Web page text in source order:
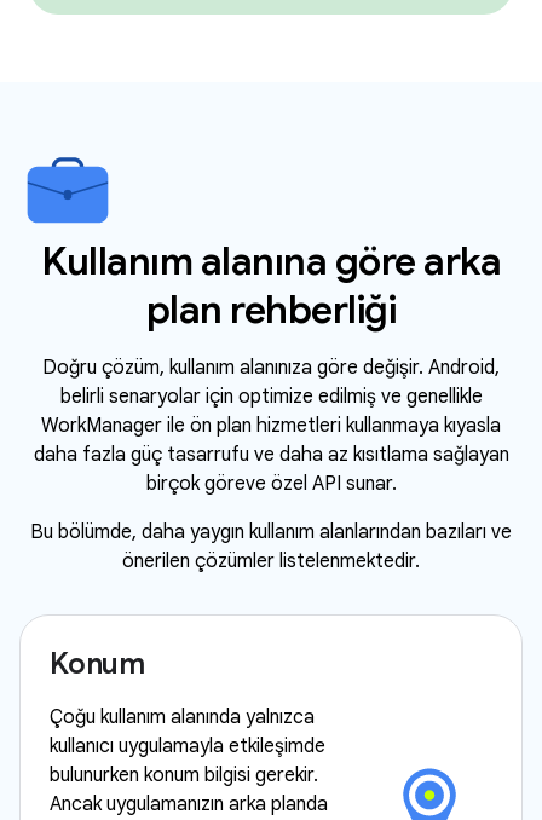
Kullanım alanına göre arka
plan rehberliği
Doğru çözüm, kullanım alanınıza göre değişir. Android,
belirli senaryolar için optimize edilmiş ve genellikle
WorkManager ile ön plan hizmetleri kullanmaya kıyasla
daha fazla güç tasarrufu ve daha az kısıtlama sağlayan
birçok göreve özel API sunar.
Bu bölümde, daha yaygın kullanım alanlarından bazıları ve
önerilen çözümler listelenmektedir.
Konum
Çoğu kullanım alanında yalnızca
kullanıcı uygulamayla etkileşimde
bulunurken konum bilgisi gerekir.
Ancak uygulamanızın arka planda